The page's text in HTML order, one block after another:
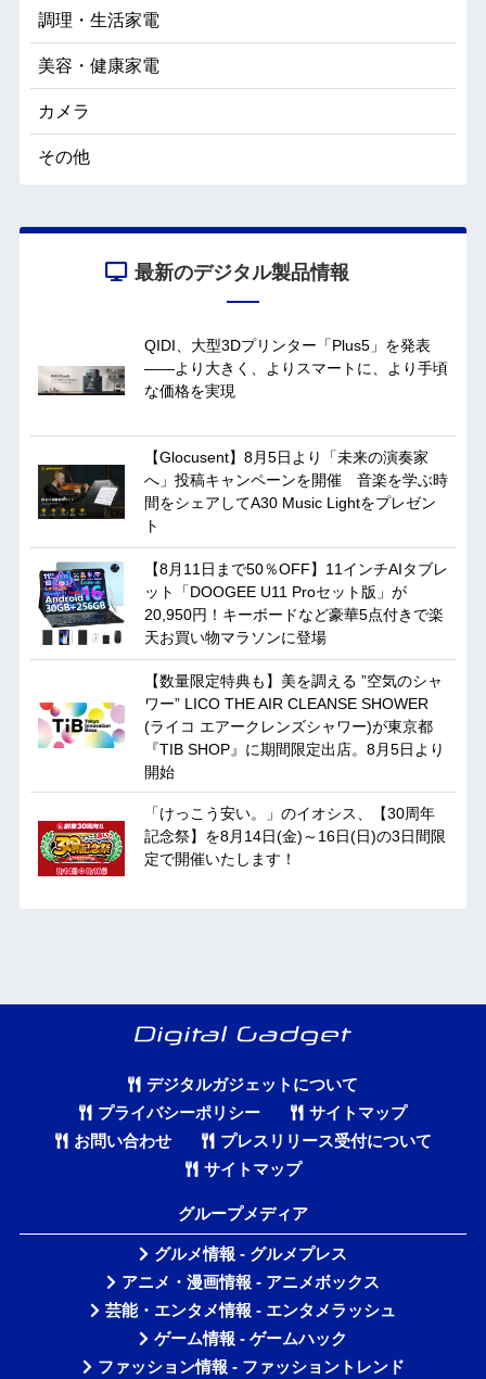
調理・生活家電
美容・健康家電
カメラ
その他
最新のデジタル製品情報
QIDI、大型3Dプリンター「Plus5」を発表
——より大きく、よりスマートに、より手頃
な価格を実現
【Glocusent】8月5日より「未来の演奏家
へ」投稿キャンペーンを開催 音楽を学ぶ時
間をシェアしてA30 Music Lightをプレゼン
ト
【8月11日まで50％OFF】11インチAIタブレ
ット「DOOGEE U11 Proセット版」が
20,950円！キーボードなど豪華5点付きで楽
天お買い物マラソンに登場
【数量限定特典も】美を調える ”空気のシャ
ワー” LICO THE AIR CLEANSE SHOWER
(ライコ エアークレンズシャワー)が東京都
『TIB SHOP』に期間限定出店。8月5日より
開始
「けっこう安い。」のイオシス、【30周年
記念祭】を8月14日(金)～16日(日)の3日間限
定で開催いたします！
デジタルガジェットについて
プライバシーポリシー
サイトマップ
お問い合わせ
プレスリリース受付について
サイトマップ
グループメディア
グルメ情報 - グルメプレス
アニメ・漫画情報 - アニメボックス
芸能・エンタメ情報 - エンタメラッシュ
ゲーム情報 - ゲームハック
ファッション情報 - ファッショントレンド